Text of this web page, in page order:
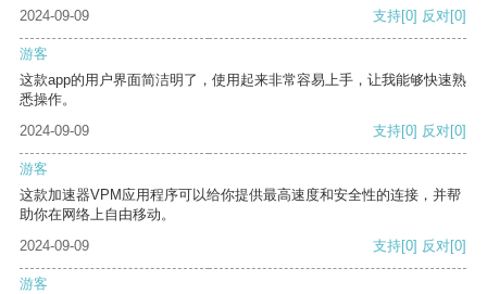
2024-09-09 支持[0] 反对[0]
游客
这款app的用户界面简洁明了，使用起来非常容易上手，让我能够快速熟
悉操作。
2024-09-09
支持[0] 反对[0]
游客
这款加速器VPM应用程序可以给你提供最高速度和安全性的连接，并帮
助你在网络上自由移动。
2024-09-09
支持[0] 反对[0]
游客